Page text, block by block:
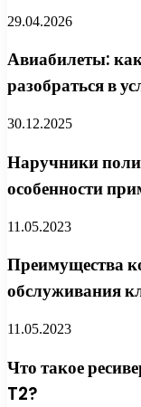
29.04.2026
Авиабилеты:
разобраться в
30.12.2025
Наручники
особенности
11.05.2023
Преимущества
обслуживания
11.05.2023
Что такое
T2?